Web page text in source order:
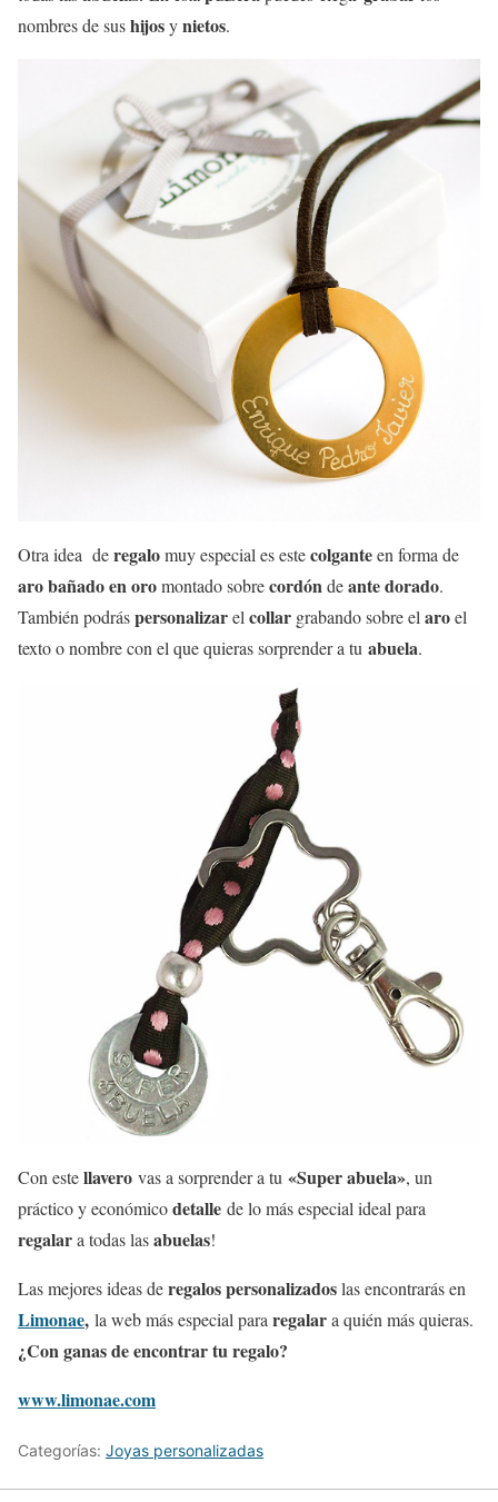
nombres de sushijosynietos.
Otra idea deregalomuy especial es estecolganteen forma de
aro bañado en oromontado sobrecordóndeante dorado.
También podráspersonalizarel collar grabando sobre el aroel
texto o nombre con el que quieras sorprender a tu abuela.
Con estellavero vas a sorprender a tu «Super abuela», un
práctico y económicodetalle de lo más especial ideal para
regalara todas lasabuelas!
Las mejores ideas deregalos personalizadoslas encontrarás en
Limonae, la web más especial para regalara quién más quieras.
¿Con ganas de encontrar tu regalo?
www.limonae.com
Categorías: Joyas personalizadas